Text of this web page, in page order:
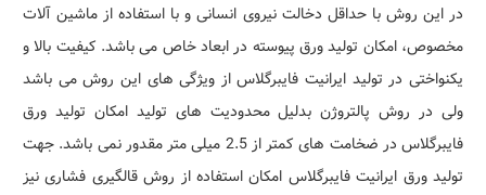
در این روش با حداقل دخالت نیروی انسانی و با استفاده از ماشین آلات
مخصوص، امکان تولید ورق پیوسته در ابعاد خاص می باشد. کیفیت بالا و
یکنواختی در تولید ایرانیت فایبرگلاس از ویژگی های این روش می باشد
ولی در روش پالتروژن بدلیل محدودیت های تولید امکان تولید ورق
فایبرگلاس در ضخامت های کمتر از 2.5 میلی متر مقدور نمی باشد. جهت
تولید ورق ایرانیت فایبرگلاس امکان استفاده از روش قالگیری فشاری نیز